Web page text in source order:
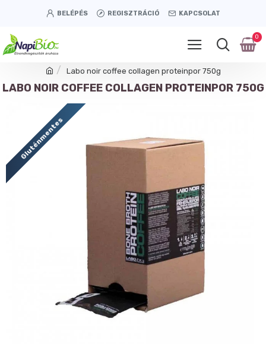
BELÉPÉS REGISZTRÁCIÓ KAPCSOLAT
0
Labo noir coffee collagen proteinpor 750g
LABO NOIR COFFEE COLLAGEN PROTEINPOR 750G
Gluténmentes